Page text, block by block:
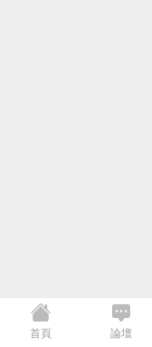
首頁 論壇